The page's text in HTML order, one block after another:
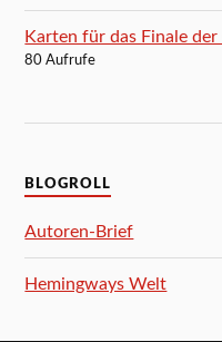
Karten für das Finale
80 Aufrufe
BLOGROLL
Autoren-Brief
Hemingways Welt